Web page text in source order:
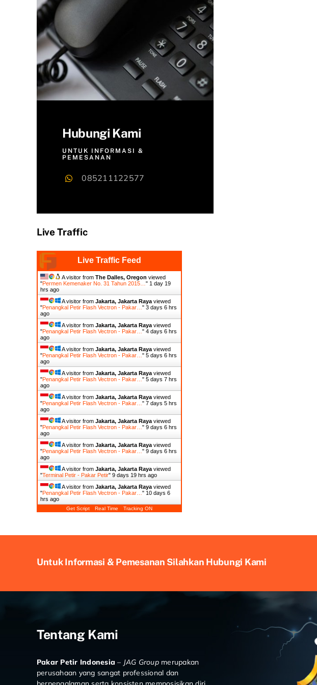
Hubungi Kami
UNTUK INFORMASI &
PEMESANAN
085211122577
Live Traffic
Live Traffic Feed
A visitor from The Dalles, Oregon viewed
"Permen Kemenaker No. 31 Tahun 2015… " 1 day 19
hrs ago
A visitor from Jakarta, Jakarta Raya viewed
"Penangkal Petir Flash Vectron - Pakar… " 3 days 6 hrs
ago
A visitor from Jakarta, Jakarta Raya viewed
"Penangkal Petir Flash Vectron - Pakar… " 4 days 6 hrs
ago
A visitor from Jakarta, Jakarta Raya viewed
"Penangkal Petir Flash Vectron - Pakar… " 5 days 6 hrs
ago
A visitor from Jakarta, Jakarta Raya viewed
"Penangkal Petir Flash Vectron - Pakar… " 5 days 7 hrs
ago
A visitor from Jakarta, Jakarta Raya viewed
"Penangkal Petir Flash Vectron - Pakar… " 7 days 5 hrs
ago
A visitor from Jakarta, Jakarta Raya viewed
"Penangkal Petir Flash Vectron - Pakar… " 9 days 6 hrs
ago
A visitor from Jakarta, Jakarta Raya viewed
"Penangkal Petir Flash Vectron - Pakar… " 9 days 6 hrs
ago
A visitor from Jakarta, Jakarta Raya viewed
"Terminal Petir - Pakar Petir" 9 days 19 hrs ago
A visitor from Jakarta, Jakarta Raya viewed
"Penangkal Petir Flash Vectron - Pakar… " 10 days 6
hrs ago
Get Script Real Time Tracking ON
Untuk Informasi & Pemesanan Silahkan Hubungi Kami
Tentang Kami
Pakar Petir Indonesia– JAG Groupmerupakan
perusahaan yang sangat professional dan